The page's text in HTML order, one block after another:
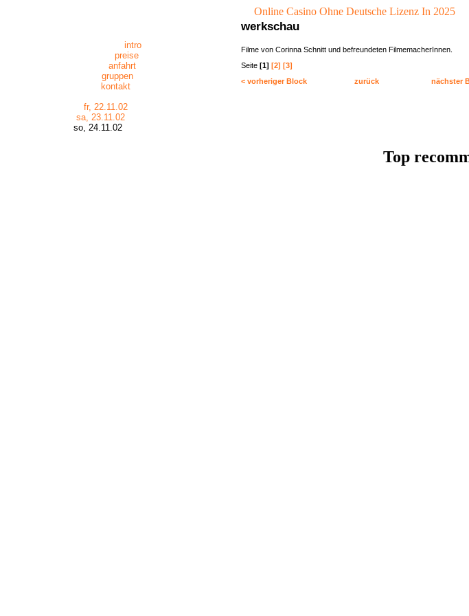
Online Casino Ohne Deutsche Lizenz In 2025
intro
preise
anfahrt
gruppen
kontakt
fr, 22.11.02
sa, 23.11.02
so, 24.11.02
werkschau
Filme von Corinna Schnitt und befreundeten FilmemacherInnen.
Seite [1] [2] [3]
< vorheriger Block
zurück nächster
Top